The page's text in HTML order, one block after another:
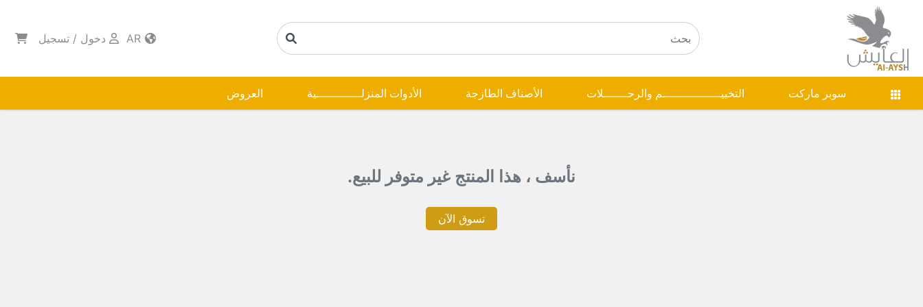
دخول / تسجيل
سوبر ماركت التخييـــــــــــــــــم والرحـــــــلات الأصناف الطازجة الأدوات المنزلـــــــــــــية العروض
نأسف ، هذا المنتج غير متوفر للبيع.
تسوق الآن